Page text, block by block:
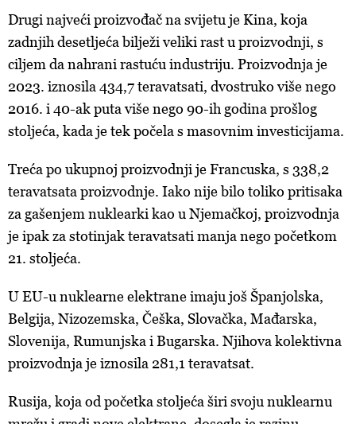
Drugi najveći proizvođač na svijetu je Kina, koja
zadnjih desetljeća bilježi veliki rast u proizvodnji, s
ciljem da nahrani rastuću industriju. Proizvodnja je
2023. iznosila 434,7 teravatsati, dvostruko više nego
2016. i 40-ak puta više nego 90-ih godina prošlog
stoljeća, kada je tek počela s masovnim investicijama.
Treća po ukupnoj proizvodnji je Francuska, s 338,2
teravatsata proizvodnje. Iako nije bilo toliko pritisaka
za gašenjem nuklearki kao u Njemačkoj, proizvodnja
je ipak za stotinjak teravatsati manja nego početkom
21. stoljeća.
U EU-u nuklearne elektrane imaju još Španjolska,
Belgija, Nizozemska, Češka, Slovačka, Mađarska,
Slovenija, Rumunjska i Bugarska. Njihova kolektivna
proizvodnja je iznosila 281,1 teravatsat.
Rusija, koja od početka stoljeća širi svoju nuklearnu